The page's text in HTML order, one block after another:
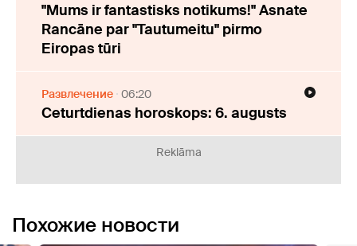
"Mums ir fantastisks notikums!" Asnate
Rancāne par "Tautumeitu" pirmo
Eiropas tūri
Развлечение 06:20
Ceturtdienas horoskops: 6. augusts
Reklāma
Похожие новости